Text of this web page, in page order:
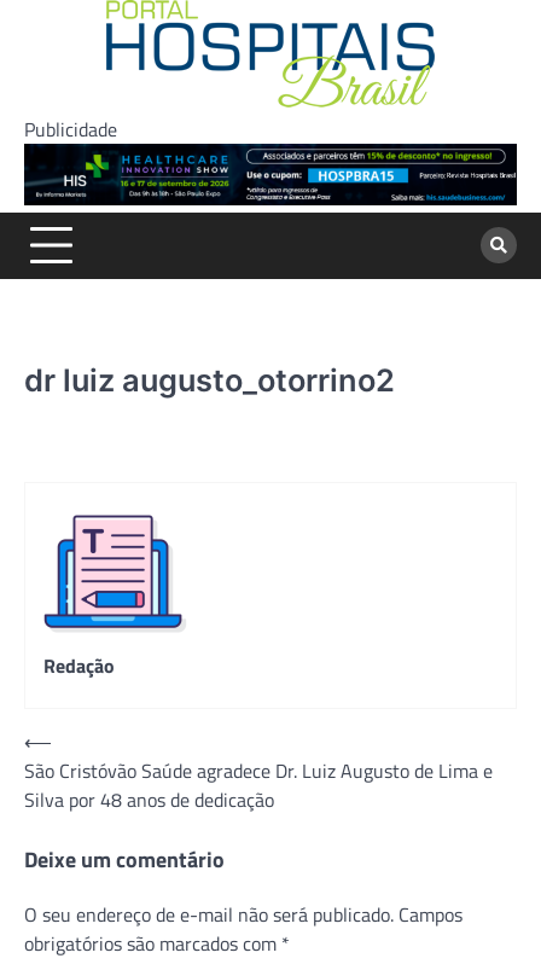
Publicidade
dr luiz augusto_otorrino2
Redação
Navegação
de
Post
⟵
São Cristóvão Saúde agradece Dr. Luiz Augusto de Lima e
Silva por 48 anos de dedicação
Deixe um comentário
O seu endereço de e-mail não será publicado. Campos
obrigatórios são marcados com *